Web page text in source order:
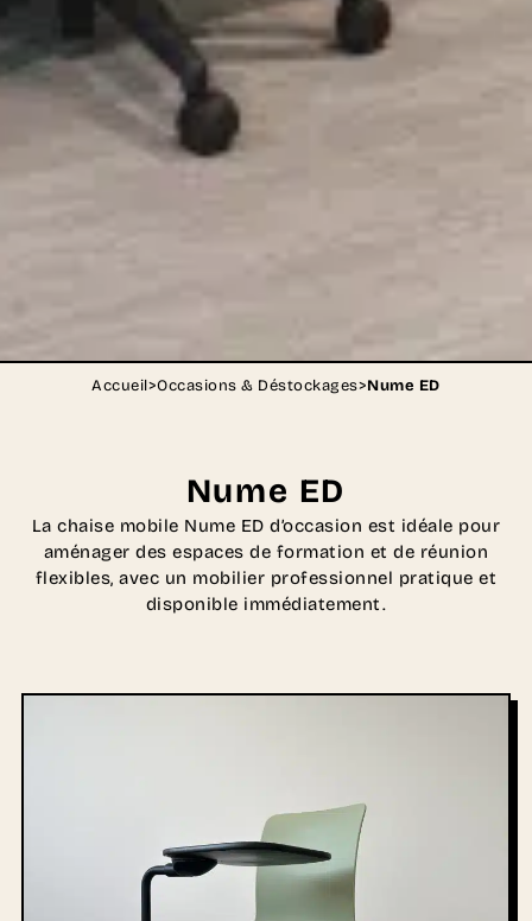
Accueil>Occasions & Déstockages>Nume ED
Nume ED
La chaise mobile Nume ED d’occasion est idéale pour
aménager des espaces de formation et de réunion
flexibles, avec un mobilier professionnel pratique et
disponible immédiatement.